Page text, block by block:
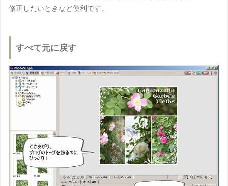
修正したいときなど便利です。
すべて元に戻す